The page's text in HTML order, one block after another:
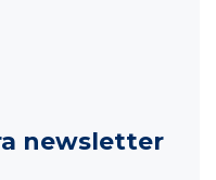
newsletter